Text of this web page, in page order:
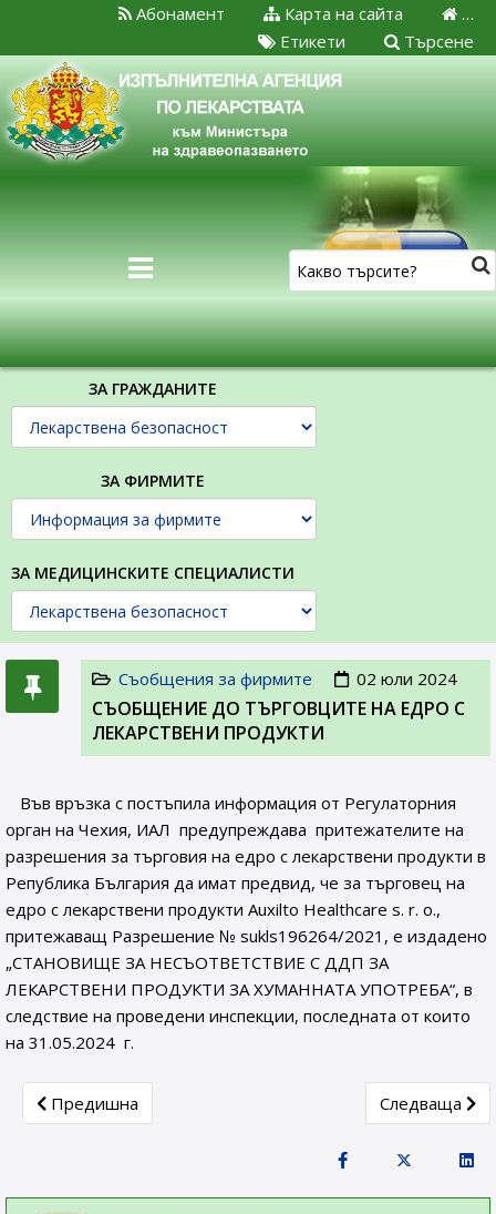
…
Карта на сайта
Абонамент
Търсене
Етикети
ЗА ГРАЖДАНИТЕ
ЗА ФИРМИТЕ
ЗА МЕДИЦИНСКИТЕ СПЕЦИАЛИСТИ
Съобщения за фирмите 02 юли 2024
СЪОБЩЕНИE ДО ТЪРГОВЦИТЕ НА ЕДРО С
ЛЕКАРСТВЕНИ ПРОДУКТИ
Във връзка с постъпила информация от Регулаторния
орган на Чехия, ИАЛ предупреждава притежателите на
разрешения за търговия на едро с лекарствени продукти в
Република България да имат предвид, че за търговец на
едро с лекарствени продукти Auxilto Healthcare s. r. o.,
притежаващ Разрешение № sukls196264/2021, e издадено
„СТАНОВИЩЕ ЗА НЕСЪОТВЕТСТВИЕ С ДДП ЗА
ЛЕКАРСТВЕНИ ПРОДУКТИ ЗА ХУМАННАТА УПОТРЕБА“, в
следствие на проведени инспекции, последната от които
на 31.05.2024 г.
Previous article: СЪОБЩЕНИE ДО ТЪРГОВЦИТЕ НА
Предишна Next article:
Следваща